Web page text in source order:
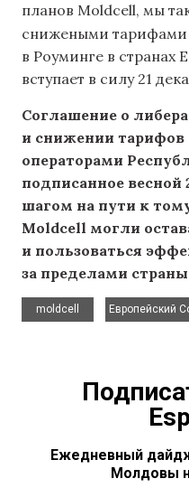
планов Moldcell, мы
снижеными тарифами
в Роуминге в
вступает в силу 21
Соглашение о
и снижении
операторами
подписанное
шагом на пути к
Moldcell могли
и пользоваться
за пределами
moldcell
Европейский
Ежедневный
Молдовы